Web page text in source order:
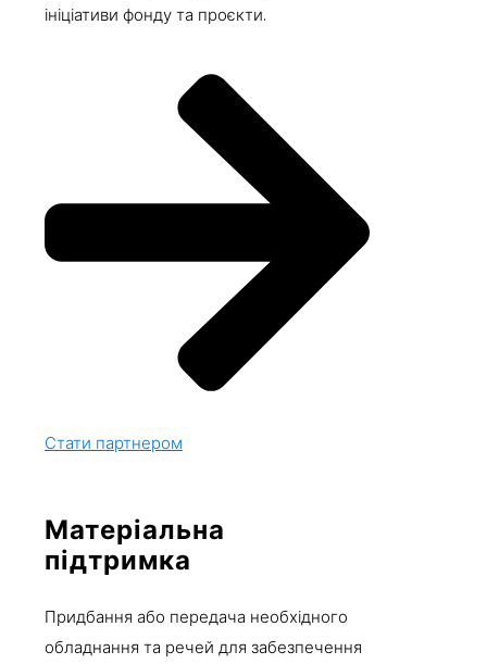
ініціативи фонду та проєкти.
Стати партнером
Матеріальна
підтримка
Придбання або передача необхідного
обладнання та речей для забезпечення